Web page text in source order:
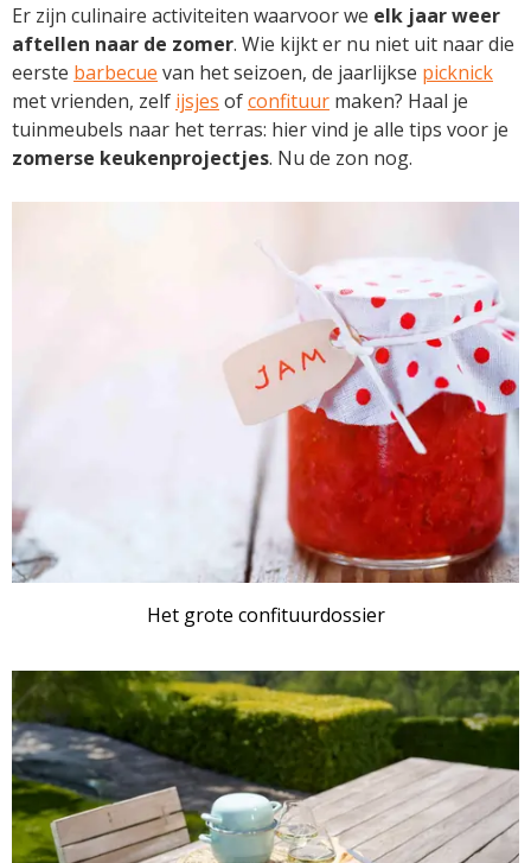
Er zijn culinaire activiteiten waarvoor we elk jaar weer
aftellen naar de zomer. Wie kijkt er nu niet uit naar die
eerste barbecue van het seizoen, de jaarlijkse picknick
met vrienden, zelf ijsjes ofconfituur maken? Haal je
tuinmeubels naar het terras: hier vind je alle tips voor je
zomerse keukenprojectjes. Nu de zon nog.
Het grote confituurdossier
ARTIKEL